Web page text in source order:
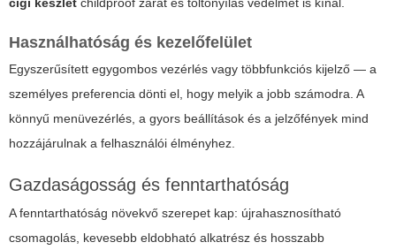
Használhatóság és kezelőfelület
Egyszerűsített egygombos vezérlés vagy többfunkciós kijelző — a
személyes preferencia dönti el, hogy melyik a jobb számodra. A
könnyű menüvezérlés, a gyors beállítások és a jelzőfények mind
hozzájárulnak a felhasználói élményhez.
Gazdaságosság és fenntarthatóság
A fenntarthatóság növekvő szerepet kap: újrahasznosítható
csomagolás, kevesebb eldobható alkatrész és hosszabb